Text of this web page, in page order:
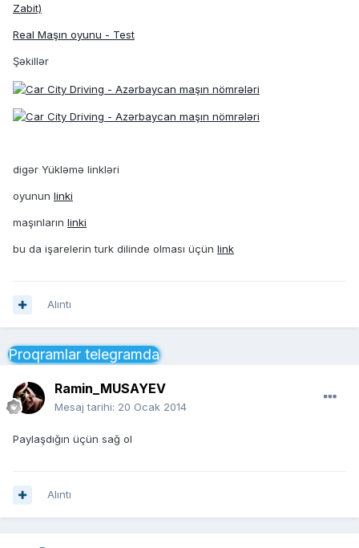
Zabit)
Real Maşın oyunu - Test
Şəkillər
digər Yükləmə linkləri
oyunun linki
maşınların linki
bu da işarelerin turk dilinde olması üçün link
Alıntı
Proqramlar telegramda
Ramin_MUSAYEV
Mesaj tarihi: 20 Ocak 2014
Paylaşdığın üçün sağ ol
Alıntı